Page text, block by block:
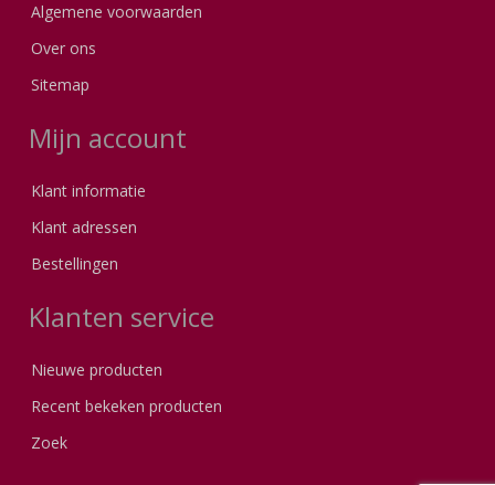
Algemene voorwaarden
Over ons
Sitemap
Mijn account
Klant informatie
Klant adressen
Bestellingen
Klanten service
Nieuwe producten
Recent bekeken producten
Zoek